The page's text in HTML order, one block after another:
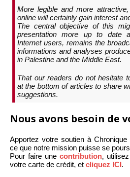
More legible and more
online will certainly gain interest
The central objective of this
presentation more up to date
Internet users, remains the
informations and analyses
in Palestine and the Middle East.
That our readers do not hesitate
at the bottom of articles to share
suggestions.
Nous avons besoin de
Apportez votre soutien à
ce que notre mission puisse se
Pour faire une contribution,
votre carte de crédit, et cliquez ICI.